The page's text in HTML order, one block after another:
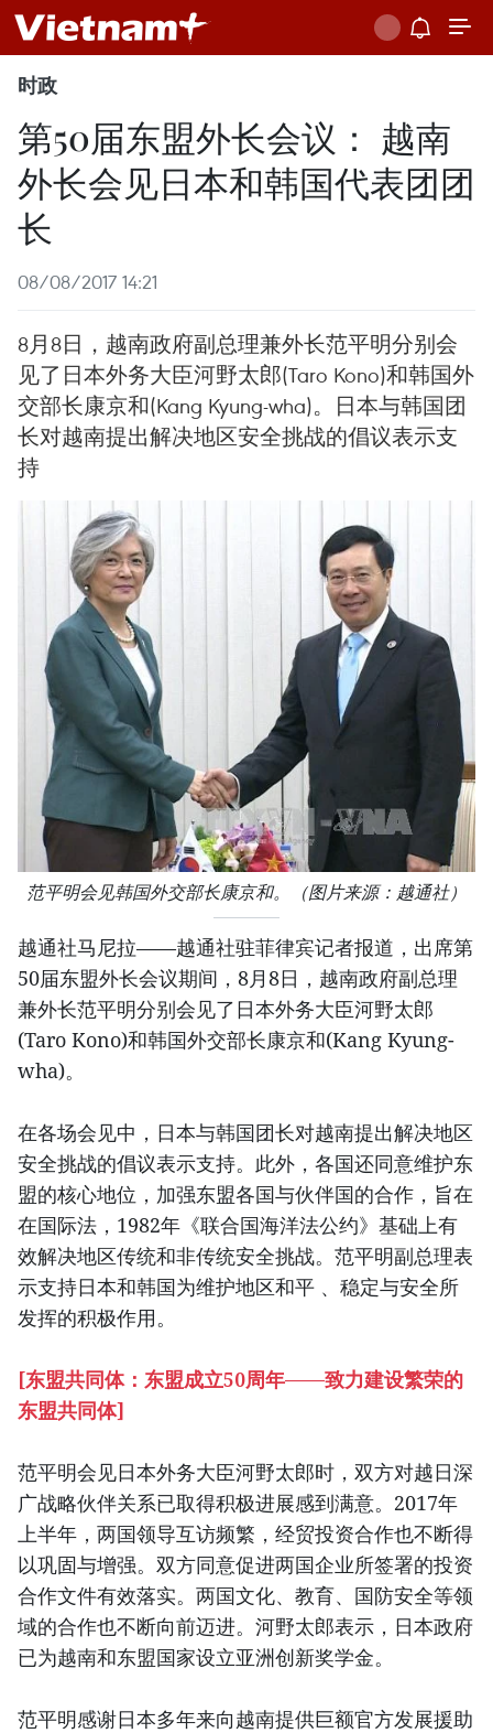
时政
第50届东盟外长会议： 越南
外长会见日本和韩国代表团团
长
08/08/2017 14:21
8月8日，越南政府副总理兼外长范平明分别会
见了日本外务大臣河野太郎(Taro Kono)和韩国外
交部长康京和(Kang Kyung-wha)。日本与韩国团
长对越南提出解决地区安全挑战的倡议表示支
持
范平明会见韩国外交部长康京和。（图片来源：越通社）
越通社马尼拉——越通社驻菲律宾记者报道，出席第
50届东盟外长会议期间，8月8日，越南政府副总理
兼外长范平明分别会见了日本外务大臣河野太郎
(Taro Kono)和韩国外交部长康京和(Kang Kyung-
wha)。
在各场会见中，日本与韩国团长对越南提出解决地区
安全挑战的倡议表示支持。此外，各国还同意维护东
盟的核心地位，加强东盟各国与伙伴国的合作，旨在
在国际法，1982年《联合国海洋法公约》基础上有
效解决地区传统和非传统安全挑战。范平明副总理表
示支持日本和韩国为维护地区和平 、稳定与安全所
发挥的积极作用。
[东盟共同体：东盟成立50周年——致力建设繁荣的
东盟共同体]
范平明会见日本外务大臣河野太郎时，双方对越日深
广战略伙伴关系已取得积极进展感到满意。2017年
上半年，两国领导互访频繁，经贸投资合作也不断得
以巩固与增强。双方同意促进两国企业所签署的投资
合作文件有效落实。两国文化、教育、国防安全等领
域的合作也不断向前迈进。河野太郎表示，日本政府
已为越南和东盟国家设立亚洲创新奖学金。
范平明感谢日本多年来向越南提供巨额官方发展援助